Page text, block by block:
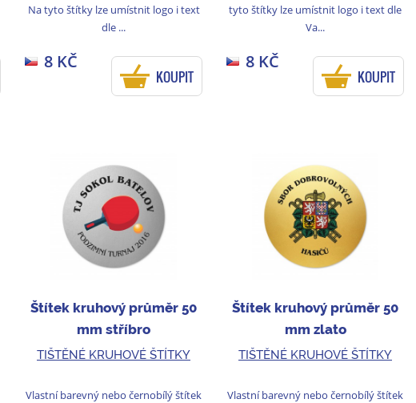
Na tyto štítky lze umístnit logo i text
dle ...
8 KČ
KOUPIT
tyto štítky lze umístnit logo i text dle
Va...
8 KČ
KOUPIT
Štítek kruhový průměr 50
mm stříbro
TIŠTĚNÉ KRUHOVÉ ŠTÍTKY
Vlastní barevný nebo černobílý štítek
Štítek kruhový průměr 50
mm zlato
TIŠTĚNÉ KRUHOVÉ ŠTÍTKY
Vlastní barevný nebo černobílý štítek